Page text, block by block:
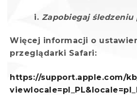
Zapobiegaj
Więcej informacji o
przeglądarki Safari:
https://support.apple.com/kb/